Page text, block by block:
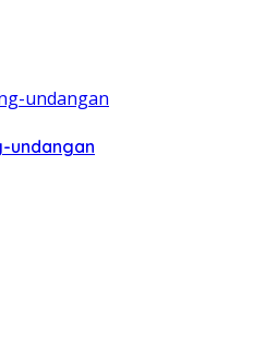
undangan